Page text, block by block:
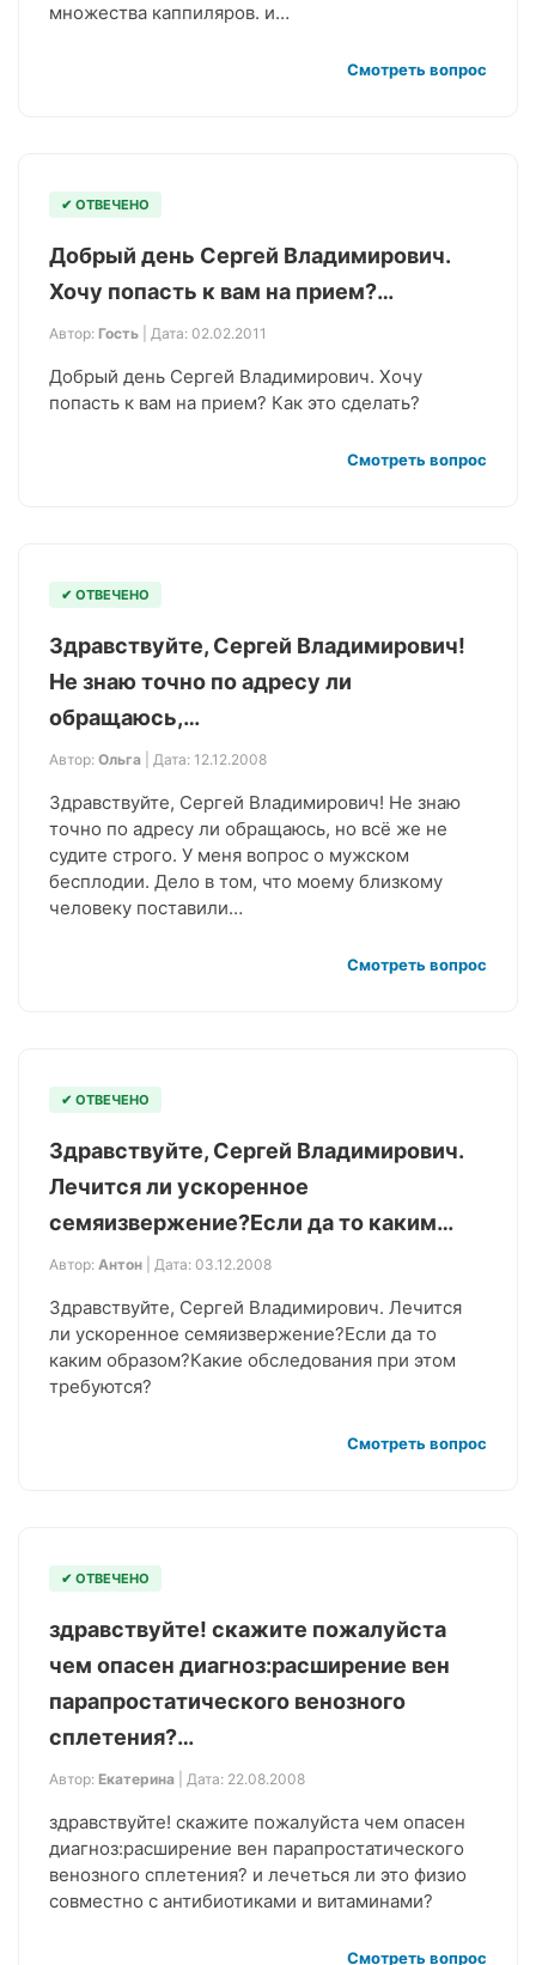
множества каппиляров. и…
Смотреть вопрос
✔ ОТВЕЧЕНО
Добрый день Сергей Владимирович.
Хочу попасть к вам на прием?…
Автор: Гость | Дата: 02.02.2011
Добрый день Сергей Владимирович. Хочу
попасть к вам на прием? Как это сделать?
Смотреть вопрос
✔ ОТВЕЧЕНО
Здравствуйте, Сергей Владимирович!
Не знаю точно по адресу ли
обращаюсь,…
Автор: Ольга | Дата: 12.12.2008
Здравствуйте, Сергей Владимирович! Не знаю
точно по адресу ли обращаюсь, но всё же не
судите строго. У меня вопрос о мужском
бесплодии. Дело в том, что моему близкому
человеку поставили…
Смотреть вопрос
✔ ОТВЕЧЕНО
Здравствуйте, Сергей Владимирович.
Лечится ли ускоренное
семяизвержение?Если да то каким…
Автор: Антон | Дата: 03.12.2008
Здравствуйте, Сергей Владимирович. Лечится
ли ускоренное семяизвержение?Если да то
каким образом?Какие обследования при этом
требуются?
Смотреть вопрос
✔ ОТВЕЧЕНО
здравствуйте! скажите пожалуйста
чем опасен диагноз:расширение вен
парапростатического венозного
сплетения?…
Автор: Екатерина | Дата: 22.08.2008
здравствуйте! скажите пожалуйста чем опасен
диагноз:расширение вен парапростатического
венозного сплетения? и лечеться ли это физио
совместно с антибиотиками и витаминами?
Смотреть вопрос